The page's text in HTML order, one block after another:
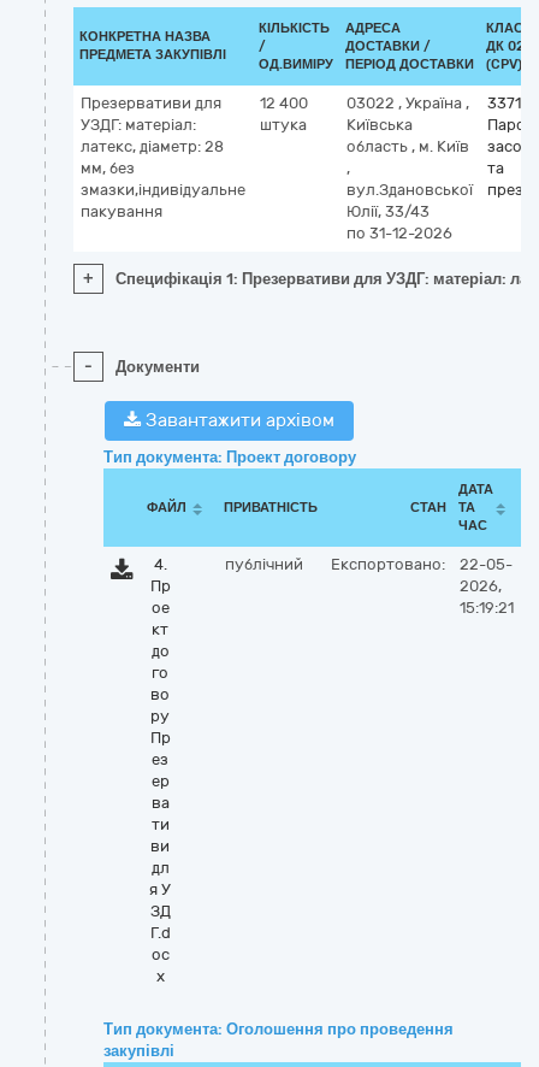
КОНКРЕТНА НАЗВА
ПРЕДМЕТА ЗАКУПІВЛІ
КІЛЬКІСТЬ
/
ОД.ВИМІРУ
АДРЕСА
ДОСТАВКИ /
ПЕРІОД ДОСТАВКИ
ДК
(CPV)
Презервативи для
УЗДГ: матеріал:
латекс, діаметр: 28
мм, без
змазки,індивідуальне
пакування
12 400
штука
03022 , Україна ,
Київська
область , м. Київ
,
вул.Здановської
Юлії, 33/43
по 31-12-2026
засоби
та
+ Специфікація 1: Презервативи для УЗДГ: матеріал:
- Документи
Завантажити архівом
Тип документа: Проект договору
ФАЙЛ ПРИВАТНІСТЬ СТАН
ДАТА
ТА
ЧАС
4.
Пр
ое
кт
до
го
во
ру
Пр
ез
ер
ва
ти
ви
дл
я У
ЗД
Г.d
oc
x
публічний Експортовано:
22-05-
2026,
15:19:21
Тип документа: Оголошення про проведення
закупівлі